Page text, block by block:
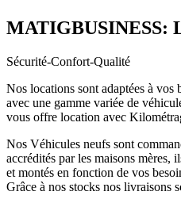
MATIGBUSINESS:
Sécurité-Confort-Qualité
Nos locations sont adaptées à vos
avec une gamme variée de
vous offre location avec
Nos Véhicules neufs sont
accrédités par les maisons mères,
et montés en fonction de vos
Grâce à nos stocks nos livraisons